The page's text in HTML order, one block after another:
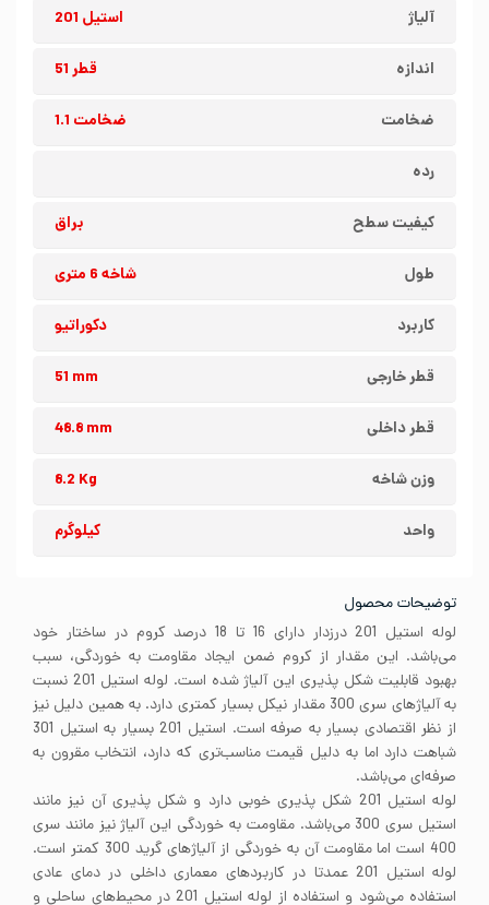
آلیاژ استیل 201
اندازه قطر 51
ضخامت ضخامت 1.1
رده
کیفیت سطح براق
طول شاخه 6 متری
کاربرد دکوراتیو
قطر خارجی 51 mm
قطر داخلی 48.8 mm
وزن شاخه 8.2 Kg
واحد کیلوگرم
توضیحات محصول
لوله استیل 201 درزدار دارای 16 تا 18 درصد کروم در ساختار خود
می‌باشد. این مقدار از کروم ضمن ایجاد مقاومت به خوردگی، سبب
بهبود قابلیت شکل پذیری این آلیاژ شده است. لوله استیل 201 نسبت
به آلیاژهای سری 300 مقدار نیکل بسیار کمتری دارد. به همین دلیل نیز
از نظر اقتصادی بسیار به صرفه است. استیل 201 بسیار به استیل 301
شباهت دارد اما به دلیل قیمت مناسب‌تری که دارد، انتخاب مقرون به
صرفه‌ای می‌باشد.
لوله استیل 201 شکل پذیری خوبی دارد و شکل پذیری آن نیز مانند
استیل سری 300 می‌باشد. مقاومت به خوردگی این آلیاژ نیز مانند سری
400 است اما مقاومت آن به خوردگی از آلیاژهای گرید 300 کمتر است.
لوله استیل 201 عمدتا در کاربردهای معماری داخلی در دمای عادی
استفاده می‌شود و استفاده از لوله استیل 201 در محیط‌های ساحلی و